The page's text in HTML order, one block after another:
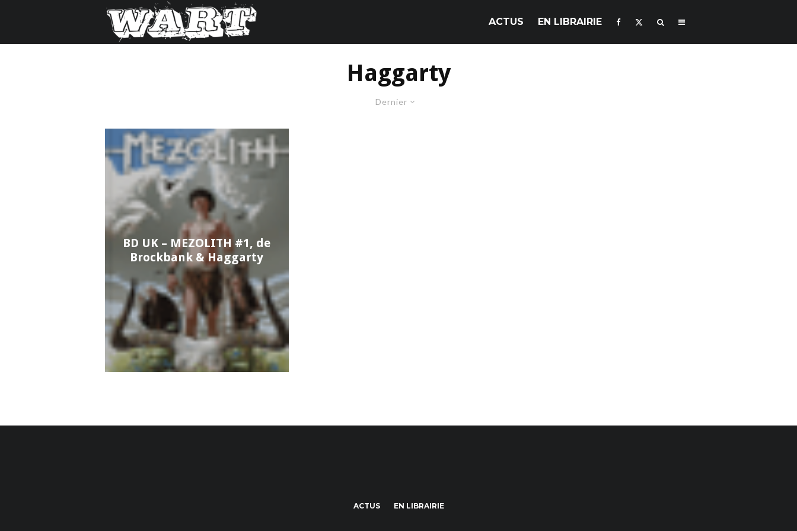
ACTUS EN LIBRAIRIE
Haggarty
Dernier
BD UK – MEZOLITH #1, de
Brockbank & Haggarty
ACTUS EN LIBRAIRIE